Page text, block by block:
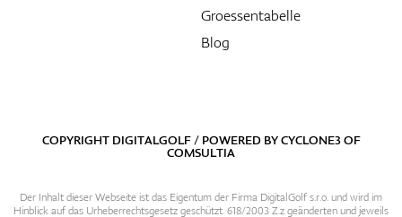
Groessentabelle
Blog
COPYRIGHT DIGITALGOLF / POWERED BYCYCLONE3OF
COMSULTIA
Der Inhalt dieser Webseite ist das Eigentum der Firma DigitalGolf s.r.o. und wird im
Hinblick auf das Urheberrechtsgesetz geschützt. 618/2003 Z.z geänderten und jeweils